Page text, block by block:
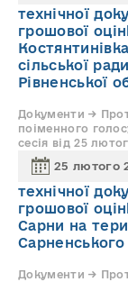
технічної
грошової
сільської
Рівненської
Документи →
поіменного
сесія від 25
25 лютого
технічної
грошової
Сарни на
Сарненського
Документи →